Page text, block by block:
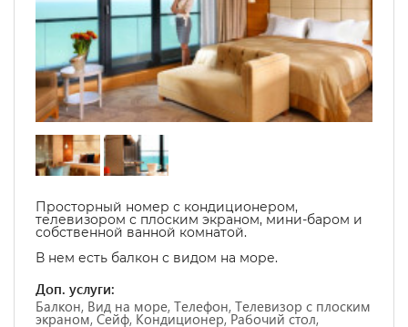
Просторный номер с кондиционером,
телевизором с плоским экраном, мини-баром и
собственной ванной комнатой.
В нем есть балкон с видом на море.
Доп. услуги:
Балкон, Вид на море, Телефон, Телевизор с плоским
экраном, Сейф, Кондиционер, Рабочий стол,